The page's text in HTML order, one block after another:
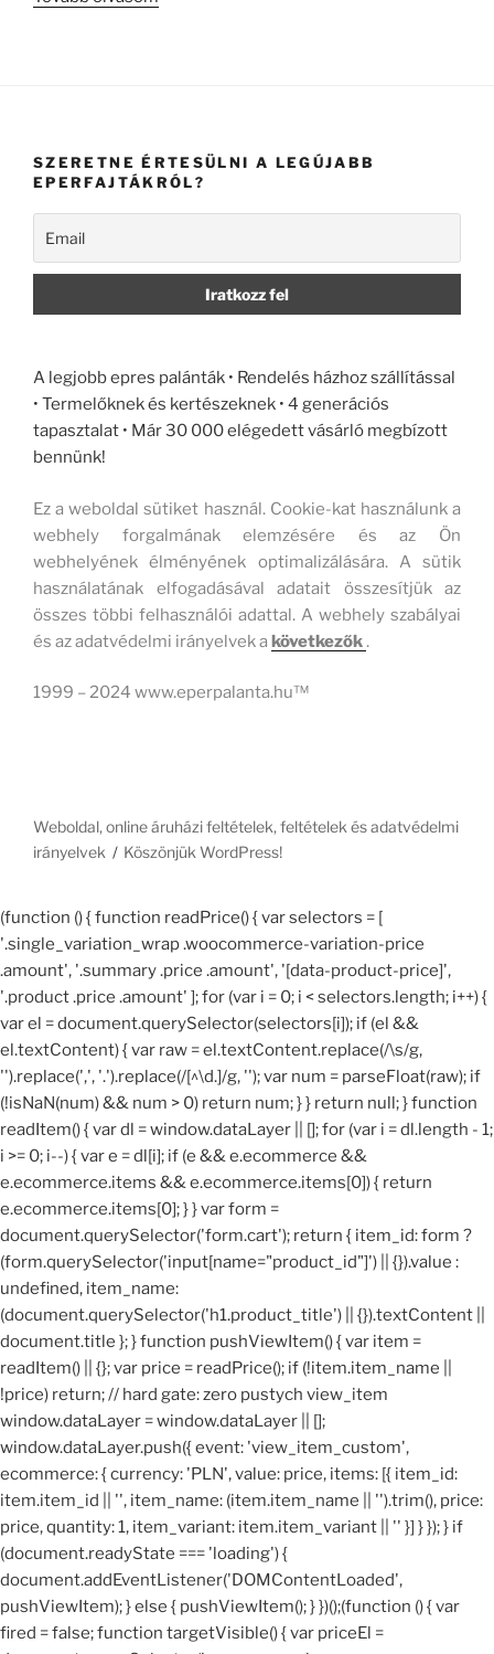
SZERETNE ÉRTESÜLNI A LEGÚJABB
EPERFAJTÁKRÓL?
A legjobb epres palánták • Rendelés házhoz szállítással
• Termelőknek és kertészeknek • 4 generációs
tapasztalat • Már 30 000 elégedett vásárló megbízott
bennünk!
Ez a weboldal sütiket használ. Cookie-kat használunk a
webhely forgalmának elemzésére és az Ön
webhelyének élményének optimalizálására. A sütik
használatának elfogadásával adatait összesítjük az
összes többi felhasználói adattal. A webhely szabályai
és az adatvédelmi irányelvek a következők .
1999 – 2024 www.eperpalanta.hu™
Weboldal, online áruházi feltételek, feltételek és adatvédelmi
irányelvek
Köszönjük WordPress!
(function () { function readPrice() { var selectors = [
'.single_variation_wrap .woocommerce-variation-price
.amount', '.summary .price .amount', '[data-product-price]',
'.product .price .amount' ]; for (var i = 0; i < selectors.length; i++) {
var el = document.querySelector(selectors[i]); if (el &&
el.textContent) { var raw = el.textContent.replace(/\s/g,
'').replace(',', '.').replace(/[^\d.]/g, ''); var num = parseFloat(raw); if
(!isNaN(num) && num > 0) return num; } } return null; } function
readItem() { var dl = window.dataLayer || []; for (var i = dl.length - 1;
i >= 0; i--) { var e = dl[i]; if (e && e.ecommerce &&
e.ecommerce.items && e.ecommerce.items[0]) { return
e.ecommerce.items[0]; } } var form =
document.querySelector('form.cart'); return { item_id: form ?
(form.querySelector('input[name="product_id"]') || {}).value :
undefined, item_name:
(document.querySelector('h1.product_title') || {}).textContent ||
document.title }; } function pushViewItem() { var item =
readItem() || {}; var price = readPrice(); if (!item.item_name ||
!price) return; // hard gate: zero pustych view_item
window.dataLayer = window.dataLayer || [];
window.dataLayer.push({ event: 'view_item_custom',
ecommerce: { currency: 'PLN', value: price, items: [{ item_id:
item.item_id || '', item_name: (item.item_name || '').trim(), price:
price, quantity: 1, item_variant: item.item_variant || '' }] } }); } if
(document.readyState === 'loading') {
document.addEventListener('DOMContentLoaded',
pushViewItem); } else { pushViewItem(); } })();(function () { var
fired = false; function targetVisible() { var priceEl =